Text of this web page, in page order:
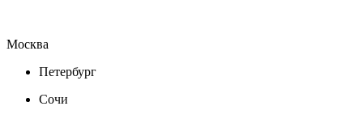
Москва
Петербург
Сочи